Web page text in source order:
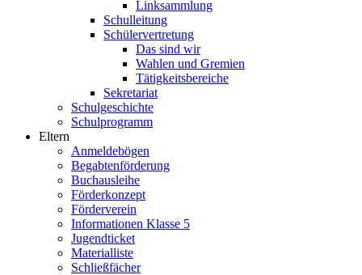
Linksammlung
Schulleitung
Schülervertretung
Das sind wir
Wahlen und Gremien
Tätigkeitsbereiche
Sekretariat
Schulgeschichte
Schulprogramm
Eltern
Anmeldebögen
Begabtenförderung
Buchausleihe
Förderkonzept
Förderverein
Informationen Klasse 5
Jugendticket
Materialliste
Schließfächer